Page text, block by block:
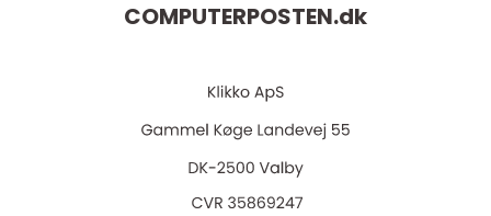
COMPUTERPOSTEN.dk